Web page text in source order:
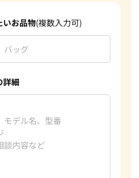
いお品物(複数入力可)
詳細